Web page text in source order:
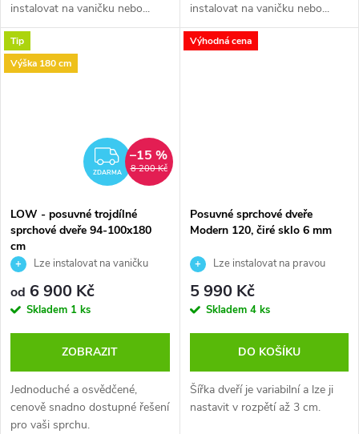
instalovat na vaničku nebo...
instalovat na vaničku nebo...
Tip
Výška 180 cm
ZDARMA
ZDARMA 8 200 Kč
–15 %
LOW - posuvné trojdílné
sprchové dveře 94-100x180
cm
Lze instalovat na vaničku
nebo přímo na podlahu
od 6 900 Kč
Skladem 1 ks
ZOBRAZIT
Jednoduché a osvědčené,
cenově snadno dostupné řešení
pro vaši sprchu.
Výhodná cena
Posuvné sprchové dveře
Modern 120, čiré sklo 6 mm
Lze instalovat na pravou
nebo na levou stranu
5 990 Kč
Skladem 4 ks
DO KOŠÍKU
Šířka dveří je variabilní a lze ji
nastavit v rozpětí až 3 cm.